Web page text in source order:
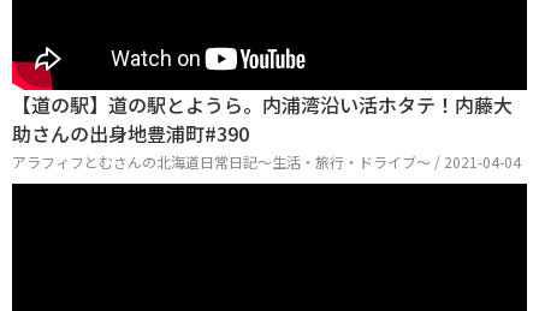
【道の駅】道の駅とようら。内浦湾沿い活ホタテ！内藤大
助さんの出身地豊浦町#390
アラフィフとむさんの北海道日常日記〜生活・旅行・ドライブ〜 / 2021-04-04